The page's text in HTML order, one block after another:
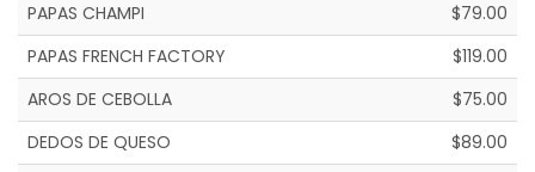
PAPAS CHAMPI
$79.00
PAPAS FRENCH FACTORY
$119.00
AROS DE CEBOLLA
$75.00
DEDOS DE QUESO
$89.00